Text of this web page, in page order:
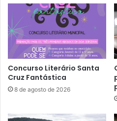
Concurso Literário Santa
Cruz Fantástica
8 de agosto de 2026